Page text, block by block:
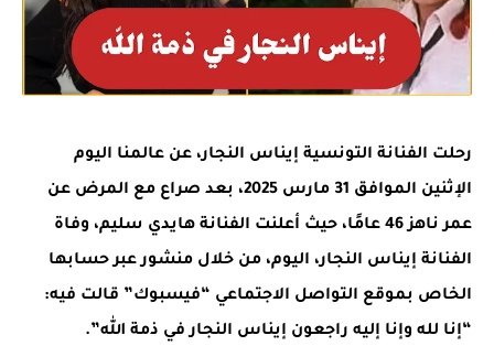
رحلت الفنانة التونسية إيناس النجار، عن عالمنا اليوم
الإثنين الموافق 31 مارس 2025، بعد صراع مع المرض عن
عمر ناهز 46 عامًا، حيث أعلنت الفنانة هايدي سليم، وفاة
الفنانة إيناس النجار، اليوم، من خلال منشور عبر حسابها
الخاص بموقع التواصل الاجتماعي “فيسبوك” قالت فيه:
“إنا لله وإنا إليه راجعون إيناس النجار في ذمة الله”.